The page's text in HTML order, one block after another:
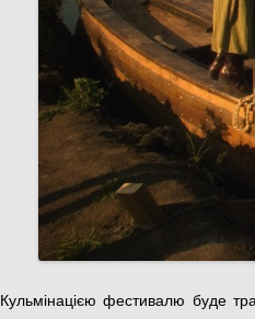
Кульмінацією фестивалю буде